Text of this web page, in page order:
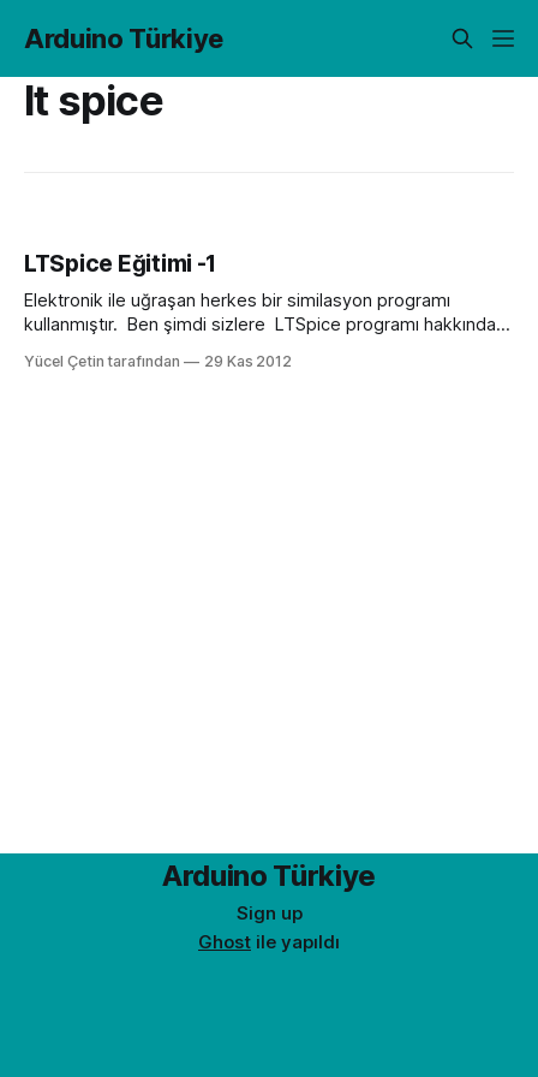
Arduino Türkiye
lt spice
LTSpice Eğitimi -1
Elektronik ile uğraşan herkes bir similasyon programı
kullanmıştır. Ben şimdi sizlere LTSpice programı hakkında
yapacağım fakat daha bir devre bile kurmadım hocam
Yücel Çetin tarafından 29 Kas 2012
Arduino Türkiye
Sign up
Ghost ile yapıldı